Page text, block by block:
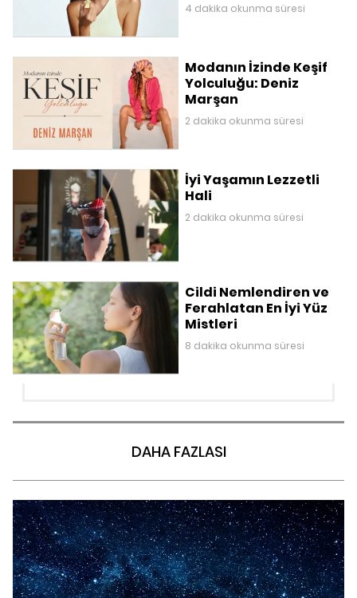
4 dakika okunma süresi
Modanın İzinde Keşif
Yolculuğu: Deniz
Marşan
2 dakika okunma süresi
İyi Yaşamın Lezzetli
Hali
2 dakika okunma süresi
Cildi Nemlendiren ve
Ferahlatan En İyi Yüz
Mistleri
8 dakika okunma süresi
DAHA FAZLASI